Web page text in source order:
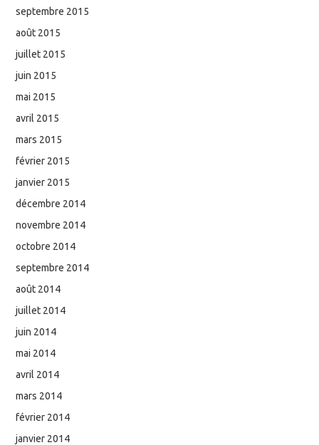
septembre 2015
août 2015
juillet 2015
juin 2015
mai 2015
avril 2015
mars 2015
février 2015
janvier 2015
décembre 2014
novembre 2014
octobre 2014
septembre 2014
août 2014
juillet 2014
juin 2014
mai 2014
avril 2014
mars 2014
février 2014
janvier 2014